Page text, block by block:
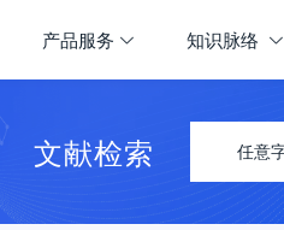
产品服务 知识脉络
文献检索 任意